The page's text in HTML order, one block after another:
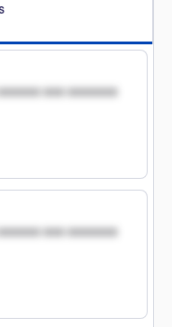
xxx xxxxxxx
xxx xxxxxxx